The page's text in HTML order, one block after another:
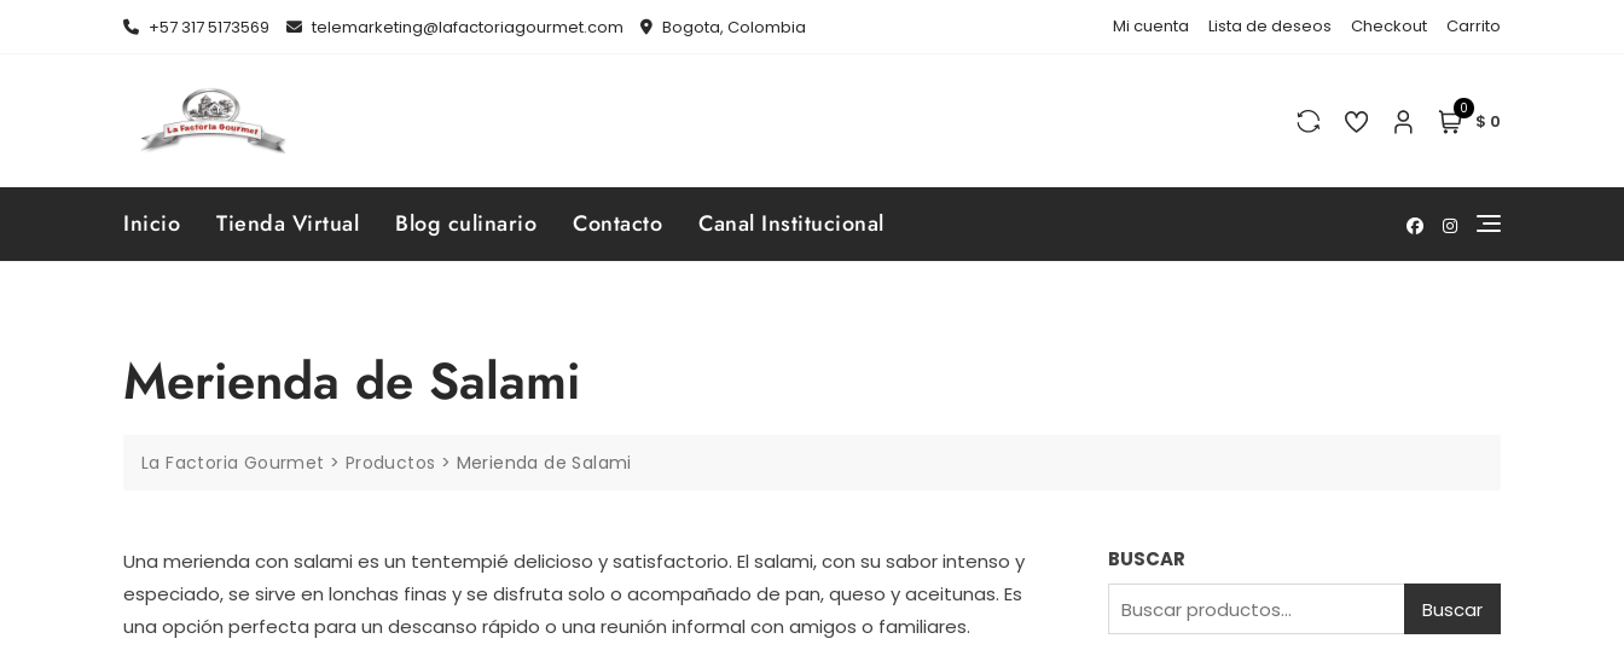
+57 317 5173569 telemarketing@lafactoriagourmet.com Bogota, Colombia Mi cuenta Lista de deseos Checkout Carrito
0
$ 0
Inicio Tienda Virtual Blog culinario Contacto Canal Institucional
Merienda de Salami
La Factoria Gourmet > Productos > Merienda de Salami
Una merienda con salami es un tentempié delicioso y satisfactorio. El salami, con su sabor intenso y
especiado, se sirve en lonchas finas y se disfruta solo o acompañado de pan, queso y aceitunas. Es
una opción perfecta para un descanso rápido o una reunión informal con amigos o familiares.
BUSCAR
Buscar